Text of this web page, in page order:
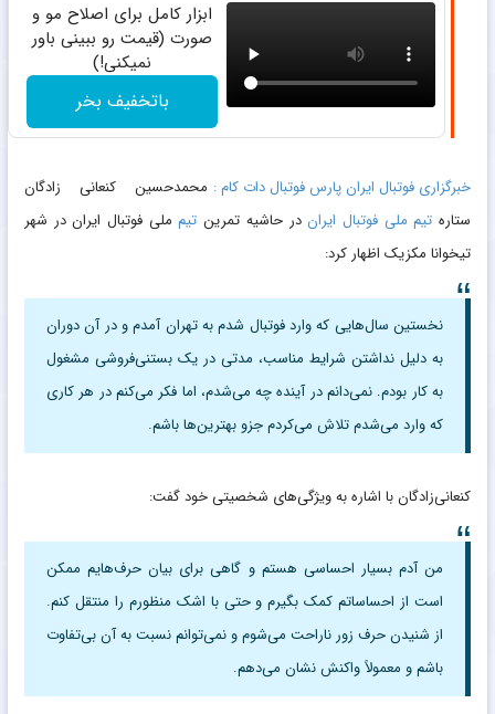
ابزار کامل برای اصلاح مو و
صورت (قیمت رو ببینی باور
نمیکنی!)
باتخفیف بخر
خبرگزاری فوتبال ایران پارس فوتبال دات کام : محمدحسین کنعانی زادگان
ستاره تیم ملی فوتبال ایراندر حاشیه تمرین تیمملی فوتبال ایران در شهر
تیخوانا مکزیک اظهار کرد:
نخستین سال‌هایی که وارد فوتبال شدم به تهران آمدم و در آن دوران
به دلیل نداشتن شرایط مناسب، مدتی در یک بستنی‌فروشی مشغول
به کار بودم. نمی‌دانم در آینده چه می‌شدم، اما فکر می‌کنم در هر کاری
که وارد می‌شدم تلاش می‌کردم جزو بهترین‌ها باشم.
کنعانی‌زادگان با اشاره به ویژگی‌های شخصیتی خود گفت:
من آدم بسیار احساسی هستم و گاهی برای بیان حرف‌هایم ممکن
است از احساساتم کمک بگیرم و حتی با اشک منظورم را منتقل کنم.
از شنیدن حرف زور ناراحت می‌شوم و نمی‌توانم نسبت به آن بی‌تفاوت
باشم و معمولاً واکنش نشان می‌دهم.